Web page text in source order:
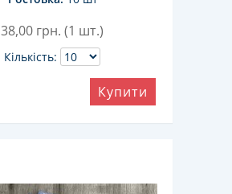
38,00 грн. (1 шт.)
Кількість:
Купити